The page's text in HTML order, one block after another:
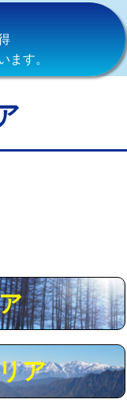
3,300円
5,500円
44,000円
+8,800円
ます。
ア